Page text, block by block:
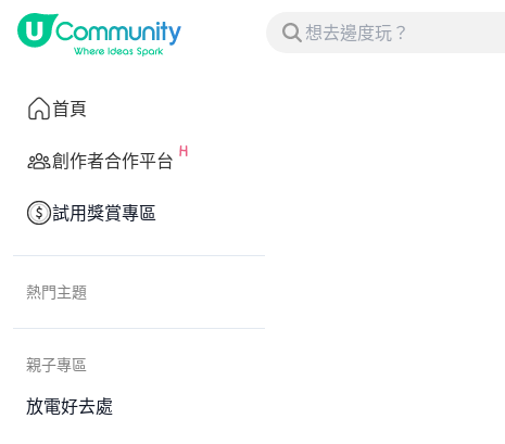
首頁
創作者合作平台
試用獎賞專區
熱門主題
親子專區
放電好去處